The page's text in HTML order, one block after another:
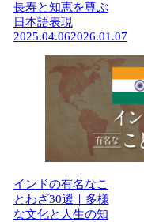
長寿と知恵を尊ぶ
日本語表現
2025.04.062026.01.07
インドの有名なこ
とわざ30選｜多様
な文化と人生の知